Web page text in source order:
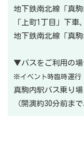
地下鉄南北線「真
「上町1丁目」下車
地下鉄南北線「真
▼バスをご利用の
※イベント時臨時運行
真駒内駅バス乗り
（開演約30分前ま